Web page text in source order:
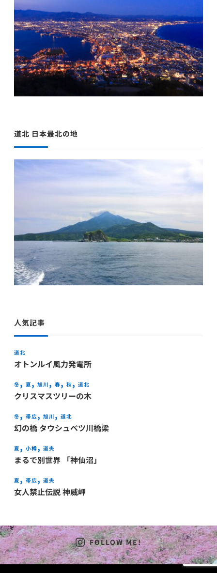
道北 日本最北の地
人気記事
道北
オトンルイ風力発電所
冬 夏 旭川 春 秋 道北
クリスマスツリーの木
冬 帯広 旭川 道北
幻の橋 タウシュベツ川橋梁
夏 小樽 道央
まるで別世界 「神仙沼」
夏 帯広 道央
女人禁止伝説 神威岬
FOLLOW ME!